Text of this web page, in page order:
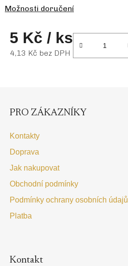
Možnosti doručení
5 Kč / ks
4,13 Kč bez DPH
PRO ZÁKAZNÍKY
Kontakty
Doprava
Jak nakupovat
Obchodní podmínky
Podmínky ochrany osobních údajů
Platba
Kontakt